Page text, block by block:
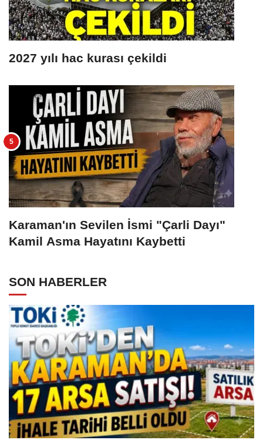
2027 yılı hac kurası çekildi
Karaman'ın Sevilen İsmi "Çarli Dayı"
Kamil Asma Hayatını Kaybetti
SON HABERLER